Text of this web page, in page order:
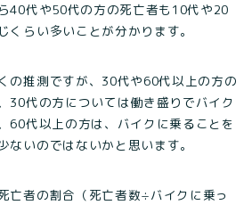
40代や50代の方の死亡者も10代や20
くらい多いことが分かります。
の推測ですが、30代や60代以上の方の
30代の方については働き盛りでバイク
60代以上の方は、バイクに乗ることを
ないのではないかと思います。
亡者の割合（死亡者数÷バイクに乗っ